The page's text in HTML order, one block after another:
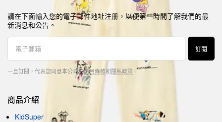
請在下面輸入您的電子郵件地址注册，以便第一時間了解我們的最
新消息和公告。
訂閱
一旦訂閱，代表您同意本公司的使用條款和隱私政策 。
商品介紹
KidSuper